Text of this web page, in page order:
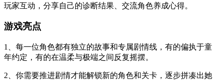
玩家互动，分享自己的诊断结果、交流角色养成心得。
游戏亮点
1、每一位角色都有独立的故事和专属剧情线，有的偏执于童
年约定，有的在温柔与极端之间反复摇摆。
2、你需要推进剧情才能解锁新的角色和关卡，逐步拼凑出她